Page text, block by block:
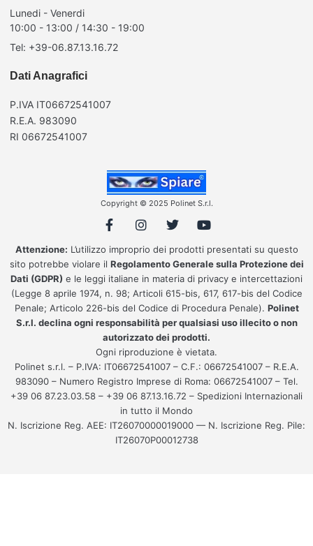
Lunedi - Venerdi
10:00 - 13:00 / 14:30 - 19:00
Tel: +39-06.87.13.16.72
Dati Anagrafici
P.IVA IT06672541007
R.E.A. 983090
RI 06672541007
Copyright © 2025 Polinet S.r.l.
Attenzione: L’utilizzo improprio dei prodotti presentati su questo
sito potrebbe violare il Regolamento Generale sulla Protezione dei
Dati (GDPR) e le leggi italiane in materia di privacy e intercettazioni
(Legge 8 aprile 1974, n. 98; Articoli 615-bis, 617, 617-bis del Codice
Penale; Articolo 226-bis del Codice di Procedura Penale). Polinet
S.r.l. declina ogni responsabilità per qualsiasi uso illecito o non
autorizzato dei prodotti.
Ogni riproduzione è vietata.
Polinet s.r.l. – P.IVA: IT06672541007 – C.F.: 06672541007 – R.E.A.
983090 – Numero Registro Imprese di Roma: 06672541007 – Tel.
+39 06 87.23.03.58 – +39 06 87.13.16.72 – Spedizioni Internazionali
in tutto il Mondo
N. Iscrizione Reg. AEE: IT26070000019000 — N. Iscrizione Reg. Pile:
IT26070P00012738